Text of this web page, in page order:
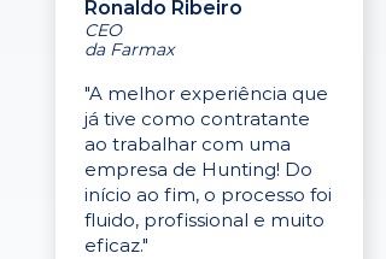
Ronaldo Ribeiro
CEO
da Farmax
"A melhor experiência que
já tive como contratante
ao trabalhar com uma
empresa de Hunting! Do
início ao fim, o processo foi
fluido, profissional e muito
eficaz."